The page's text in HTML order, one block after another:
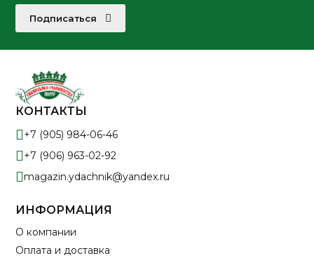
Подписаться
КОНТАКТЫ
+7 (905) 984-06-46
+7 (906) 963-02-92
magazin.ydachnik@yandex.ru
ИНФОРМАЦИЯ
О компании
Оплата и доставка